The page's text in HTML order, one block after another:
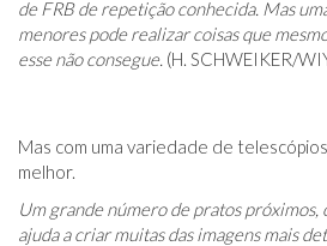
de FRB de repetição conhecida. Mas
menores pode realizar coisas que
esse não consegue. (H. SCHWEIKER/
Mas com uma variedade de
melhor.
Um grande número de pratos próximos,
ajuda a criar muitas das imagens mais